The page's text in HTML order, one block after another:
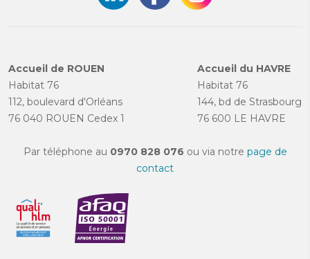
Accueil de ROUEN
Habitat 76
112, boulevard d'Orléans
76 040 ROUEN Cedex 1
Accueil du HAVRE
Habitat 76
144, bd de Strasbourg
76 600 LE HAVRE
Par téléphone au 0970 828 076 ou via notre page de
contact